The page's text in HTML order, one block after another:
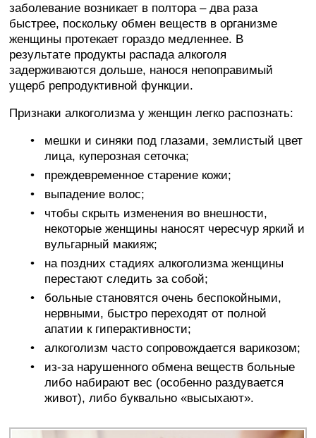
заболевание возникает в полтора – два раза
быстрее, поскольку обмен веществ в организме
женщины протекает гораздо медленнее. В
результате продукты распада алкоголя
задерживаются дольше, нанося непоправимый
ущерб репродуктивной функции.
Признаки алкоголизма у женщин легко распознать:
мешки и синяки под глазами, землистый цвет
лица, куперозная сеточка;
преждевременное старение кожи;
выпадение волос;
чтобы скрыть изменения во внешности,
некоторые женщины наносят чересчур яркий и
вульгарный макияж;
на поздних стадиях алкоголизма женщины
перестают следить за собой;
больные становятся очень беспокойными,
нервными, быстро переходят от полной
апатии к гиперактивности;
алкоголизм часто сопровождается варикозом;
из-за нарушенного обмена веществ больные
либо набирают вес (особенно раздувается
живот), либо буквально «высыхают».